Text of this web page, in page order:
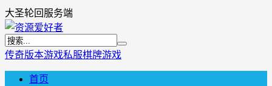
大圣轮回服务端
传奇版本游戏私服棋牌游戏
首页